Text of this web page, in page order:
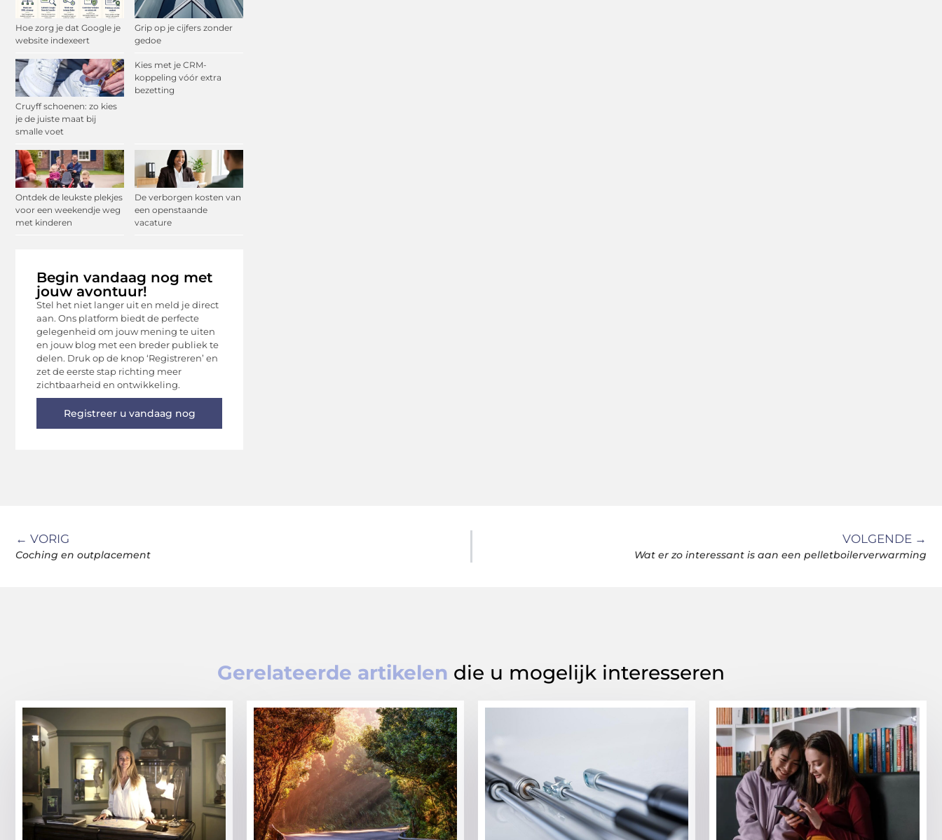
Hoe zorg je dat Google je
website indexeert
Grip op je cijfers zonder
gedoe
Cruyff schoenen: zo kies
je de juiste maat bij
smalle voet
Kies met je CRM-
koppeling vóór extra
bezetting
Ontdek de leukste plekjes
voor een weekendje weg
met kinderen
De verborgen kosten van
een openstaande
vacature
Begin vandaag nog met
jouw avontuur!
Stel het niet langer uit en meld je direct
aan. Ons platform biedt de perfecte
gelegenheid om jouw mening te uiten
en jouw blog met een breder publiek te
delen. Druk op de knop ‘Registreren’ en
zet de eerste stap richting meer
zichtbaarheid en ontwikkeling.
Registreer u vandaag nog
← VORIG
Coching en outplacement
VOLGENDE →
Wat er zo interessant is aan een pelletboilerverwarming
Gerelateerde artikelen die u mogelijk interesseren